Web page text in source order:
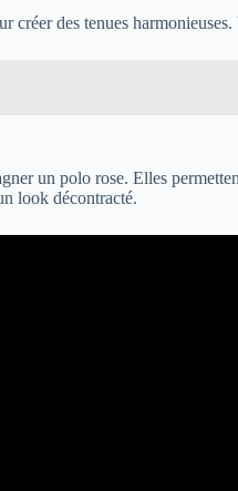
créer des tenues
un polo rose. Elles
look décontracté.